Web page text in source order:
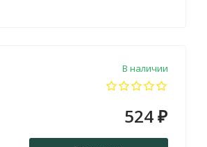
В наличии
524 ₽